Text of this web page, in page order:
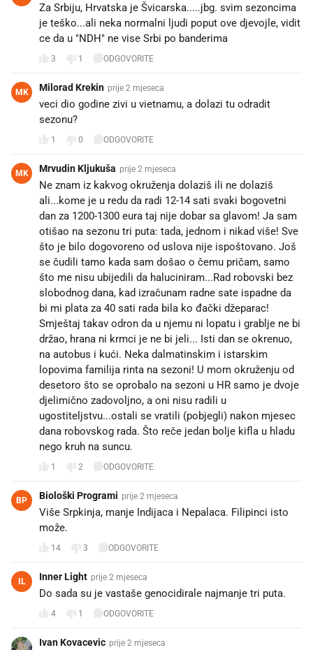
Za Srbiju, Hrvatska je Švicarska.....jbg. svim sezoncima
je teško...ali neka normalni ljudi poput ove djevojle, vidit
ce da u "NDH" ne vise Srbi po banderima
3 1 ODGOVORITE
MK Milorad Krekin prije 2 mjeseca
veci dio godine zivi u vietnamu, a dolazi tu odradit
sezonu?
1 0 ODGOVORITE
MK Mrvudin Kljukuša prije 2 mjeseca
Ne znam iz kakvog okruženja dolaziš ili ne dolaziš
ali...kome je u redu da radi 12-14 sati svaki bogovetni
dan za 1200-1300 eura taj nije dobar sa glavom! Ja sam
otišao na sezonu tri puta: tada, jednom i nikad više! Sve
što je bilo dogovoreno od uslova nije ispoštovano. Još
se čudili tamo kada sam došao o čemu pričam, samo
što me nisu ubijedili da haluciniram...Rad robovski bez
slobodnog dana, kad izračunam radne sate ispadne da
bi mi plata za 40 sati rada bila ko đački džeparac!
Smještaj takav odron da u njemu ni lopatu i grablje ne bi
držao, hrana ni krmci je ne bi jeli... Isti dan se okrenuo,
na autobus i kući. Neka dalmatinskim i istarskim
lopovima familija rinta na sezoni! U mom okruženju od
desetoro što se oprobalo na sezoni u HR samo je dvoje
djelimično zadovoljno, a oni nisu radili u
ugostiteljstvu...ostali se vratili (pobjegli) nakon mjesec
dana robovskog rada. Što reče jedan bolje kifla u hladu
nego kruh na suncu.
1 2 ODGOVORITE
BP Biološki Programi prije 2 mjeseca
Više Srpkinja, manje Indijaca i Nepalaca. Filipinci isto
može.
14 3 ODGOVORITE
IL Inner Light prije 2 mjeseca
Do sada su je vastaše genocidirale najmanje tri puta.
4 1 ODGOVORITE
Ivan Kovacevic prije 2 mjeseca